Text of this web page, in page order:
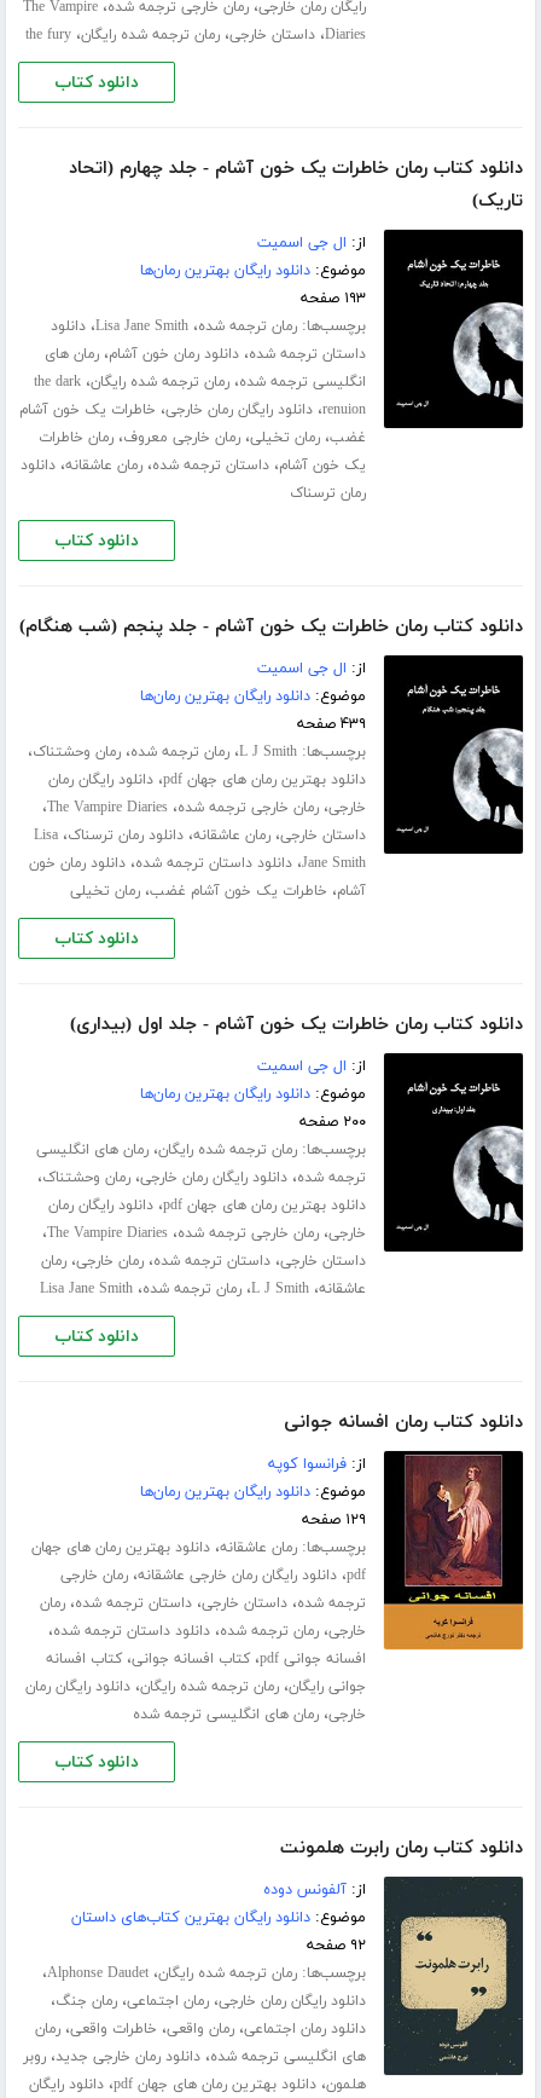
رایگان رمان خارجی،رمان خارجی ترجمه شده،The Vampire
Diaries،داستان خارجی،رمان ترجمه شده رایگان،the fury
دانلود کتاب
دانلود کتاب رمان خاطرات یک خون آشام - جلد چهارم (اتحاد
تاریک)
از: ال جی اسمیت
موضوع:دانلود رایگان بهترین رمان‌ها
۱۹۳ صفحه
برچسب‌ها:رمان ترجمه شده،Lisa Jane Smith،دانلود
داستان ترجمه شده،دانلود رمان خون آشام،رمان های
انگلیسی ترجمه شده،رمان ترجمه شده رایگان،the dark
renuion،دانلود رایگان رمان خارجی، خاطرات یک خون آشام
غضب،رمان تخیلی،رمان خارجی معروف،رمان خاطرات
یک خون آشام،داستان ترجمه شده،رمان عاشقانه،دانلود
رمان ترسناک
دانلود کتاب
دانلود کتاب رمان خاطرات یک خون آشام - جلد پنجم (شب هنگام)
از: ال جی اسمیت
موضوع:دانلود رایگان بهترین رمان‌ها
۴۳۹ صفحه
برچسب‌ها:L J Smith،رمان ترجمه شده،رمان وحشتناک،
دانلود بهترین رمان های جهان pdf ،دانلود رایگان رمان
خارجی،رمان خارجی ترجمه شده،The Vampire Diaries،
داستان خارجی،رمان عاشقانه،دانلود رمان ترسناک،Lisa
Jane Smith،دانلود داستان ترجمه شده،دانلود رمان خون
آشام، خاطرات یک خون آشام غضب،رمان تخیلی
دانلود کتاب
دانلود کتاب رمان خاطرات یک خون آشام - جلد اول (بیداری)
از: ال جی اسمیت
موضوع:دانلود رایگان بهترین رمان‌ها
۲۰۰ صفحه
برچسب‌ها:رمان ترجمه شده رایگان،رمان های انگلیسی
ترجمه شده،دانلود رایگان رمان خارجی،رمان وحشتناک،
دانلود بهترین رمان های جهان pdf ،دانلود رایگان رمان
خارجی،رمان خارجی ترجمه شده،The Vampire Diaries،
داستان خارجی،داستان ترجمه شده،رمان خارجی،رمان
عاشقانه،L J Smith،رمان ترجمه شده،Lisa Jane Smith
دانلود کتاب
دانلود کتاب رمان افسانه جوانی
از:فرانسوا کوپه
موضوع:دانلود رایگان بهترین رمان‌ها
۱۲۹ صفحه
برچسب‌ها:رمان عاشقانه،دانلود بهترین رمان های جهان
pdf،دانلود رایگان رمان خارجی عاشقانه،رمان خارجی
ترجمه شده،داستان خارجی،داستان ترجمه شده،رمان
خارجی،رمان ترجمه شده،دانلود داستان ترجمه شده،
افسانه جوانی pdf ،کتاب افسانه جوانی،کتاب افسانه
جوانی رایگان،رمان ترجمه شده رایگان،دانلود رایگان رمان
خارجی،رمان های انگلیسی ترجمه شده
دانلود کتاب
دانلود کتاب رمان رابرت هلمونت
از:آلفونس دوده
موضوع:دانلود رایگان بهترین کتاب‌های داستان
۹۲ صفحه
برچسب‌ها:رمان ترجمه شده رایگان،Alphonse Daudet،
دانلود رایگان رمان خارجی،رمان اجتماعی،رمان جنگ،
دانلود رمان اجتماعی،رمان واقعی، خاطرات واقعی،رمان
های انگلیسی ترجمه شده،دانلود رمان خارجی جدید،روبر
هلمون،دانلود بهترین رمان های جهان pdf ،دانلود رایگان